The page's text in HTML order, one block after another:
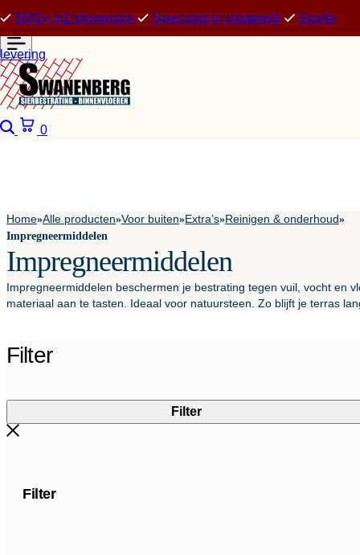
5000+ m2 showroom Specialist in maatwerk Snelle
levering
Zoeken
0
Home»Alle producten»Voor buiten»Extra’s»Reinigen & onderhoud»
Impregneermiddelen
Impregneermiddelen
Impregneermiddelen beschermen je bestrating tegen vuil, vocht en
materiaal aan te tasten. Ideaal voor natuursteen. Zo blijft je terras
Filter
Filter
Filter